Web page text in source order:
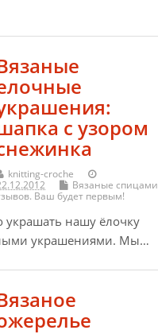
с узором
knitting-croche
Вязаные спицами
Ваш будет первым!
нашу ёлочку
украшениями. Мы…